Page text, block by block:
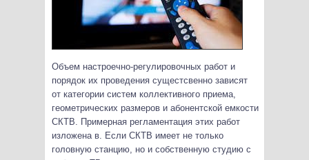
Объем настроечно-регулировочных работ и
порядок их проведения сущестсвенно зависят
от категории систем коллективного приема,
геометрических размеров и абонентской емкости
СКТВ. Примерная регламентация этих работ
изложена в. Если СКТВ имеет не только
головную станцию, но и собственную студию с